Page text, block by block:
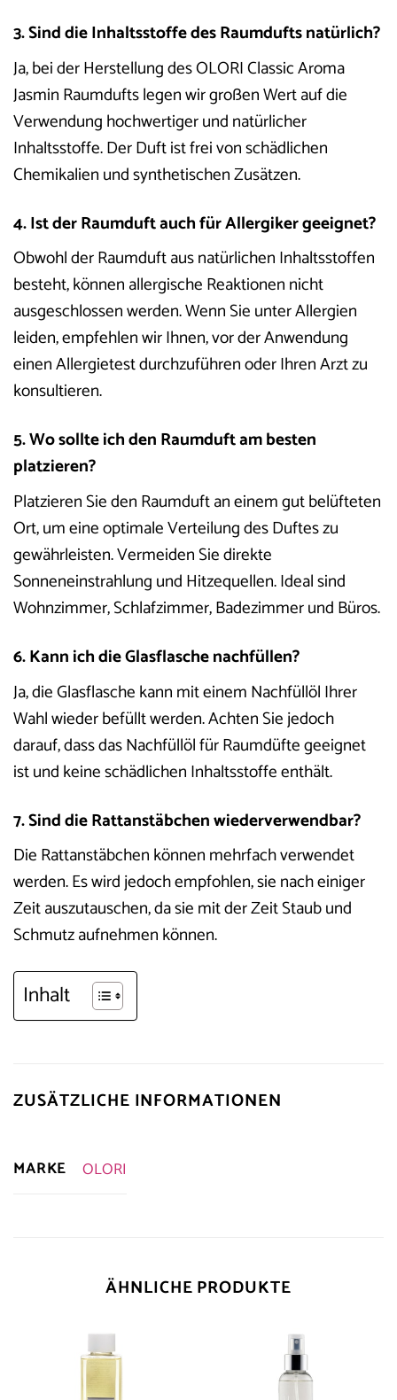
3. Sind die Inhaltsstoffe des Raumdufts natürlich?
Ja, bei der Herstellung des OLORI Classic Aroma
Jasmin Raumdufts legen wir großen Wert auf die
Verwendung hochwertiger und natürlicher
Inhaltsstoffe. Der Duft ist frei von schädlichen
Chemikalien und synthetischen Zusätzen.
4. Ist der Raumduft auch für Allergiker geeignet?
Obwohl der Raumduft aus natürlichen Inhaltsstoffen
besteht, können allergische Reaktionen nicht
ausgeschlossen werden. Wenn Sie unter Allergien
leiden, empfehlen wir Ihnen, vor der Anwendung
einen Allergietest durchzuführen oder Ihren Arzt zu
konsultieren.
5. Wo sollte ich den Raumduft am besten
platzieren?
Platzieren Sie den Raumduft an einem gut belüfteten
Ort, um eine optimale Verteilung des Duftes zu
gewährleisten. Vermeiden Sie direkte
Sonneneinstrahlung und Hitzequellen. Ideal sind
Wohnzimmer, Schlafzimmer, Badezimmer und Büros.
6. Kann ich die Glasflasche nachfüllen?
Ja, die Glasflasche kann mit einem Nachfüllöl Ihrer
Wahl wieder befüllt werden. Achten Sie jedoch
darauf, dass das Nachfüllöl für Raumdüfte geeignet
ist und keine schädlichen Inhaltsstoffe enthält.
7. Sind die Rattanstäbchen wiederverwendbar?
Die Rattanstäbchen können mehrfach verwendet
werden. Es wird jedoch empfohlen, sie nach einiger
Zeit auszutauschen, da sie mit der Zeit Staub und
Schmutz aufnehmen können.
Inhalt
ZUSÄTZLICHE INFORMATIONEN
MARKE OLORI
ÄHNLICHE PRODUKTE